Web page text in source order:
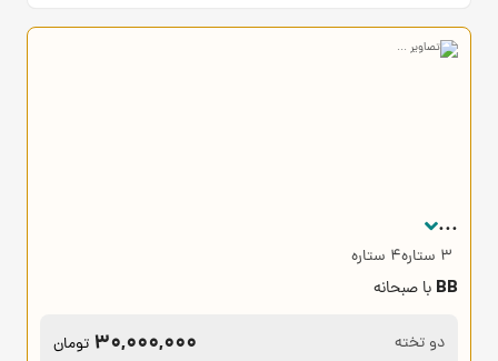
...
3 ستاره4 ستاره
BB با صبحانه
دو تخته 30,000,000 تومان